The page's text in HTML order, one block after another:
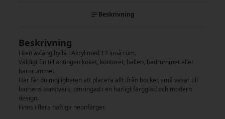
Beskrivning
Beskrivning
Liten avlång hylla i Akryl med 13 små rum.
Väldigt fin till antingen köket, kontoret, hallen, badrummet eller
barnrummet.
Här får du möjligheten att placera allt ifrån böcker, små vasar till
barnens konstverk, omringad i en härligt färgglad och modern
design.
Finns i flera häftiga neonfärger.